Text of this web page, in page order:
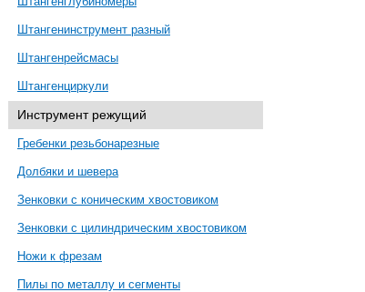
Штангенинструмент разный
Штангенрейсмасы
Штангенциркули
Инструмент режущий
Гребенки резьбонарезные
Долбяки и шевера
Зенковки с коническим хвостовиком
Зенковки с цилиндрическим хвостовиком
Ножи к фрезам
Пилы по металлу и сегменты